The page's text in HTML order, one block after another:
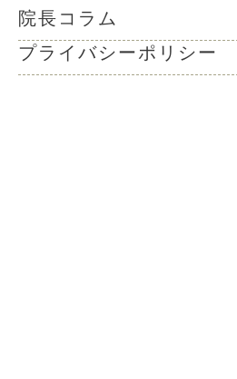
院長コラム
プライバシーポリシー